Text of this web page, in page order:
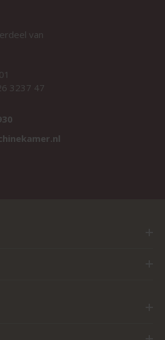
van
3237 47